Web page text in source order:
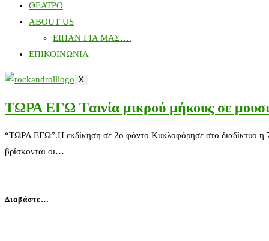
ΘΕΑΤΡΟ
ABOUT US
ΕΙΠΑΝ ΓΙΑ ΜΑΣ….
ΕΠΙΚΟΙΝΩΝΙΑ
X
ΤΩΡΑ ΕΓΩ Tαινία μικρού μήκους σε
“ΤΩΡΑ ΕΓΩ”.Η εκδίκηση σε 2ο φόντο Κυκλοφόρησε στο διαδίκτυο η
βρίσκονται οι…
Διαβάστε…